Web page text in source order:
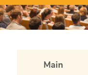
Main